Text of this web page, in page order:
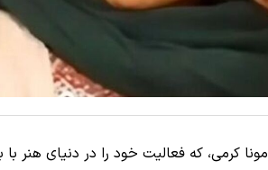
مونا کرمی، که فعالیت خود را در دنیای هنر با